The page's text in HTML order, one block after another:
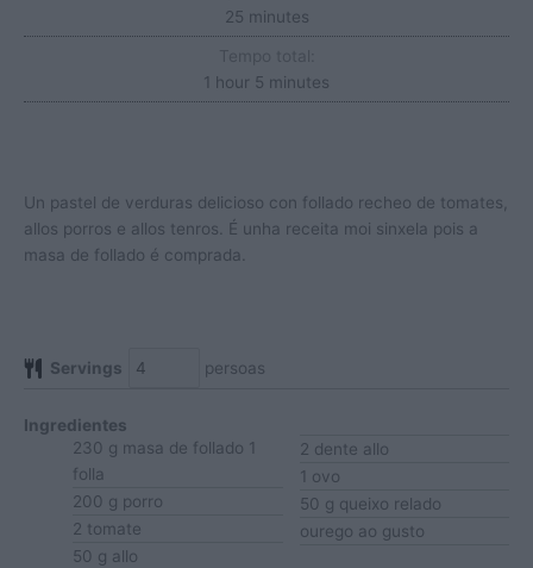
25minutes
minutes
1 hour
hour 5 minutes
minutes
Un pastel de verduras delicioso con follado recheo de tomates,
allos porros e allos tenros. É unha receita moi sinxela pois a
masa de follado é comprada.
Servings persoas
Ingredientes
230 g masa de follado 1
folla
200 g porro
2 tomate
50 g allo
2 dente allo
1 ovo
50 g queixo relado
ourego ao gusto